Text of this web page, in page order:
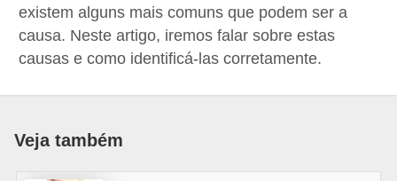
existem alguns mais comuns que podem ser a
causa. Neste artigo, iremos falar sobre estas
causas e como identificá-las corretamente.
Veja também
c
a
l